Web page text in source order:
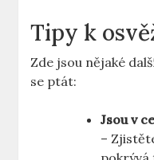
Tipy k
Zde jsou nějaké
se ptát:
Jsou v
–